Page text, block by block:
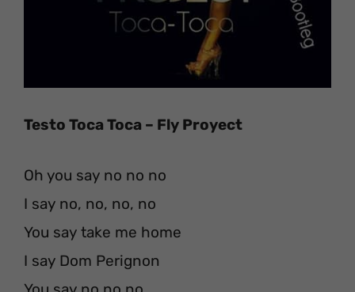
Testo Toca Toca – Fly Proyect
Oh you say no no no
I say no, no, no, no
You say take me home
I say Dom Perignon